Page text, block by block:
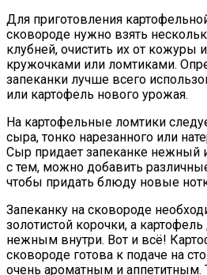
Для приготовления
сковороде нужно взять
клубней, очистить их от кожуры
кружочками или ломтиками.
запеканки лучше всего
или картофель нового урожая.
На картофельные ломтики
сыра, тонко нарезанного или
Сыр придает запеканке нежный
с тем, можно добавить
чтобы придать блюду новые
Запеканку на сковороде
золотистой корочки, а
нежным внутри. Вот и всё!
сковороде готова к подаче на
очень ароматным и аппетитным.